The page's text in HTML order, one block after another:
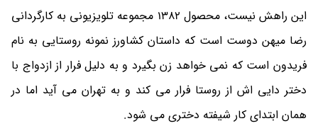
این راهش نیست، محصول 1382 مجموعه تلویزیونی به کارگردانی
رضا میهن دوست است که داستان کشاورز نمونه روستایی به نام
فریدون است که نمی خواهد زن بگیرد و به دلیل فرار از ازدواج با
دختر دایی اش از روستا فرار می کند و به تهران می آید اما در
همان ابتدای کار شیفته دختری می شود.